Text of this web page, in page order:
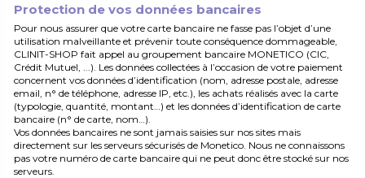
Protection de vos données bancaires
Pour nous assurer que votre carte bancaire ne fasse pas l’objet d’une
utilisation malveillante et prévenir toute conséquence dommageable,
CLINIT-SHOP fait appel au groupement bancaire MONETICO (CIC,
Crédit Mutuel, ...). Les données collectées à l’occasion de votre paiement
concernent vos données d’identification (nom, adresse postale, adresse
email, n° de téléphone, adresse IP, etc.), les achats réalisés avec la carte
(typologie, quantité, montant…) et les données d’identification de carte
bancaire (n° de carte, nom…).
Vos données bancaires ne sont jamais saisies sur nos sites mais
directement sur les serveurs sécurisés de Monetico. Nous ne connaissons
pas votre numéro de carte bancaire qui ne peut donc être stocké sur nos
serveurs.